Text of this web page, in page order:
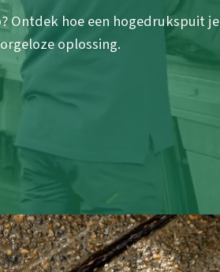
Ontdek hoe een hogedrukspuit je
oplossing.